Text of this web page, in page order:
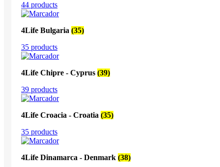
44 products
4Life Bulgaria (35)
35 products
4Life Chipre - Cyprus (39)
39 products
4Life Croacia - Croatia (35)
35 products
4Life Dinamarca - Denmark (38)